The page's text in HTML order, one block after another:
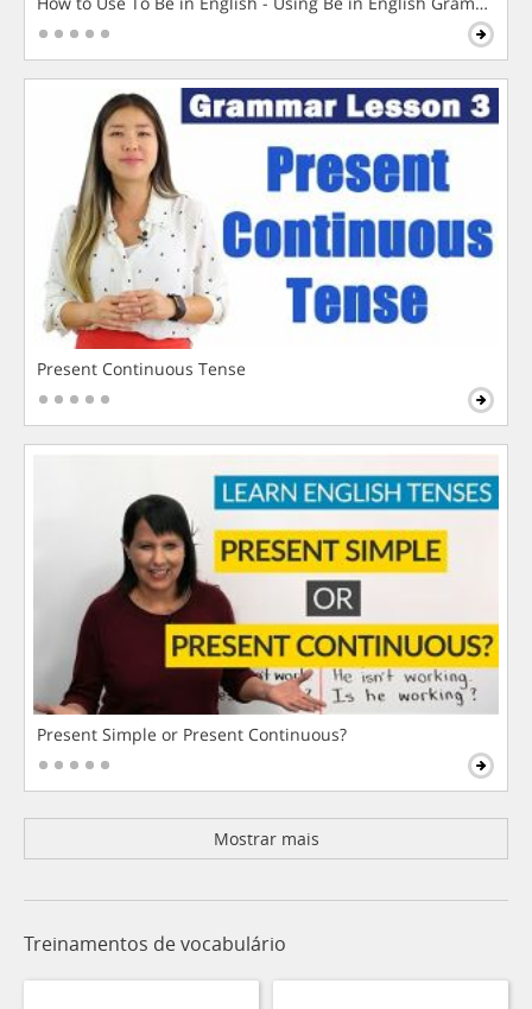
Present Continuous Tense
Present Simple or Present Continuous?
Mostrar mais
Treinamentos de vocabulário